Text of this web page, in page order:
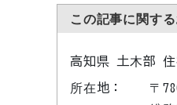
この記事に関す
高知県 土木部 住
所在地： 〒